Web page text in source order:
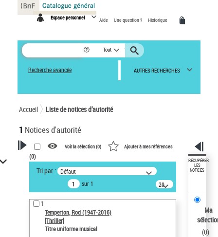
Espace personnel Aide Une question ? Historique
Tout
Recherche avancée AUTRES RECHERCHES
Accueil Liste de notices d’autorité
1 Notices d'autorité
VOTRE RECHERCHE
Recherche avancée dans les
notices d’autorité
Œuvres liées à l'auteur :
Temperton, Rod (1947-2016)
Type de notice d'autorité
Voir la sélection (0) Ajouter à mes références
(0)
Tri par : Défaut
sur 1
20
résultats/page
1
Temperton, Rod (1947-2016)
[Thriller]
Titre uniforme musical
RÉCUPÉRER
LES
NOTICES
Ma
(0)
Panneau de gestion des cookies